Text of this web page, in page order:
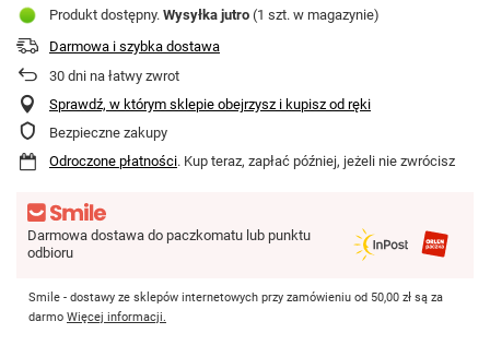
Produkt dostępny Wysyłka jutro (1 szt. w magazynie)
Darmowa i szybka dostawa
30 dni na łatwy zwrot
Sprawdź, w którym sklepie obejrzysz i kupisz od ręki
Bezpieczne zakupy
Odroczone płatności. Kup teraz, zapłać później, jeżeli nie zwrócisz
Darmowa dostawa do paczkomatu lub punktu
odbioru
Smile - dostawy ze sklepów internetowych przy zamówieniu od 50,00 zł są za
darmo Więcej informacji.